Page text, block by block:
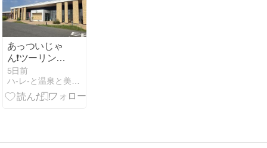
あっついじゃ
ん❗ツーリング
③
5日前